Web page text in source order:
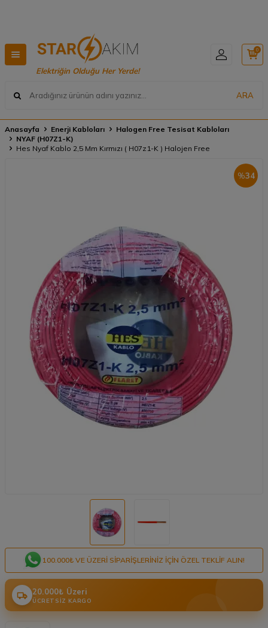
Elektriğin Olduğu Her Yerde!
ARA
0
Anasayfa Enerji Kabloları
Halogen Free Tesisat Kabloları
NYAF (H07Z1-K)
Hes Nyaf Kablo 2,5 Mm Kırmızı ( H07z1-K ) Halojen Free
%34
100.000₺ VE ÜZERI SIPARIŞLERINIZ IÇIN ÖZEL TEKLIF ALIN!
20.000₺ Üzeri
ÜCRETSIZ KARGO